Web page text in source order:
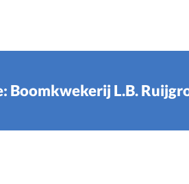
Boomkwekerij L.B.